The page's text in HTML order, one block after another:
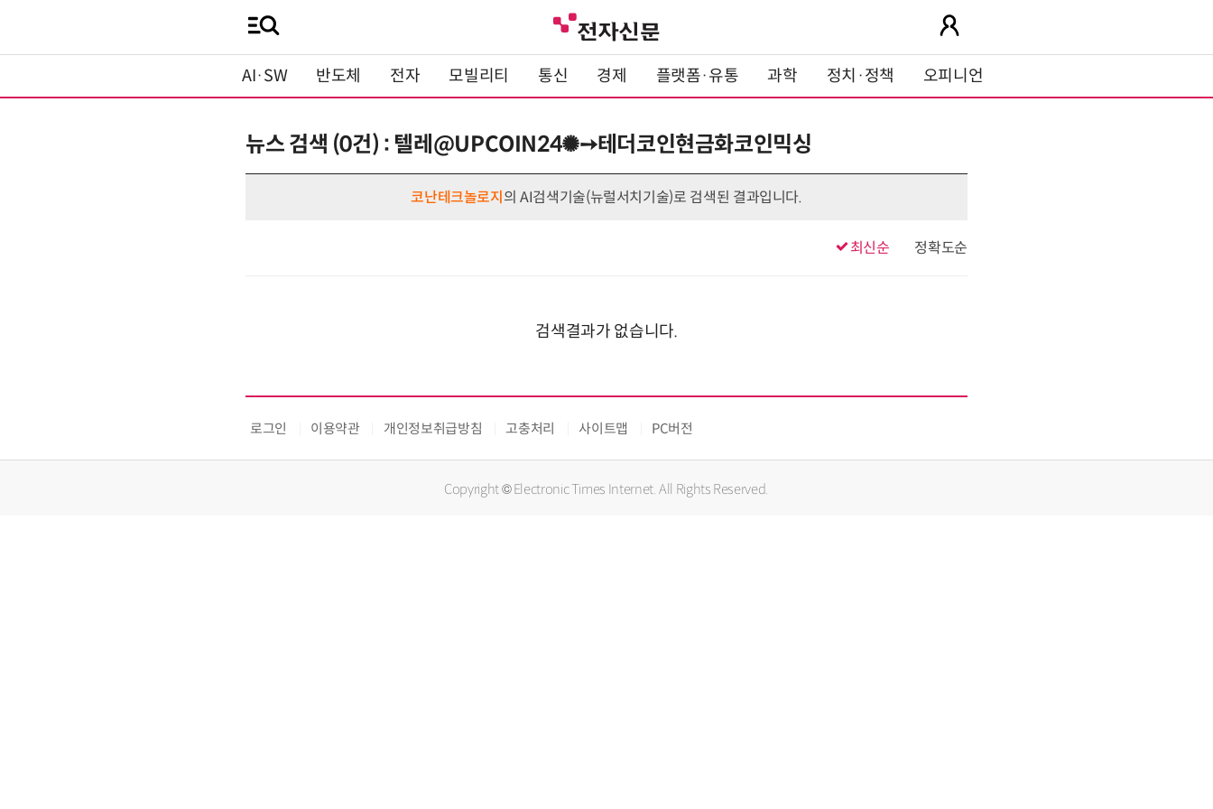
AI·SW 반도체 전자 모빌리티 통신 경제 플랫폼·유통 과학 정치·정책 오피니언
뉴스 검색 (0건) : 텔레@UPCOIN24✺➙테더코인현금화코인믹싱
코난테크놀로지 의 AI검색기술(뉴럴서치기술)로 검색된 결과입니다.
최신순 정확도순
검색결과가 없습니다.
로그인 이용약관 개인정보취급방침 고충처리 사이트맵 PC버전
Copyright © Electronic Times Internet. All Rights Reserved.